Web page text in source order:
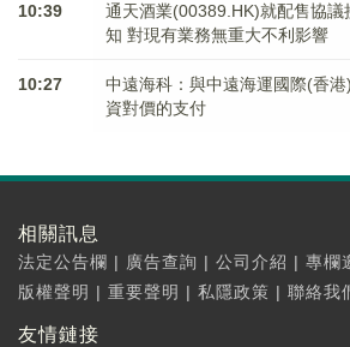
10:39
通天酒業(00389.HK)就配售協議
知 對現有業務無重大不利影響
10:27
中遠海科：與中遠海運國際(香
資對價的支付
相關訊息
法定公告欄 | 廣告查詢 | 公司介紹 | 專欄
版權聲明 | 重要聲明 | 私隱政策 | 聯絡我
友情鏈接